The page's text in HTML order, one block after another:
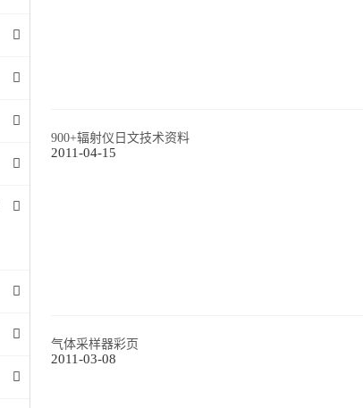
900+辐射仪日文技术资料
2011-04-15
气体采样器彩页
2011-03-08